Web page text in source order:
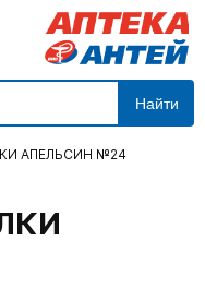
Найти
АПЕЛЬСИН №24